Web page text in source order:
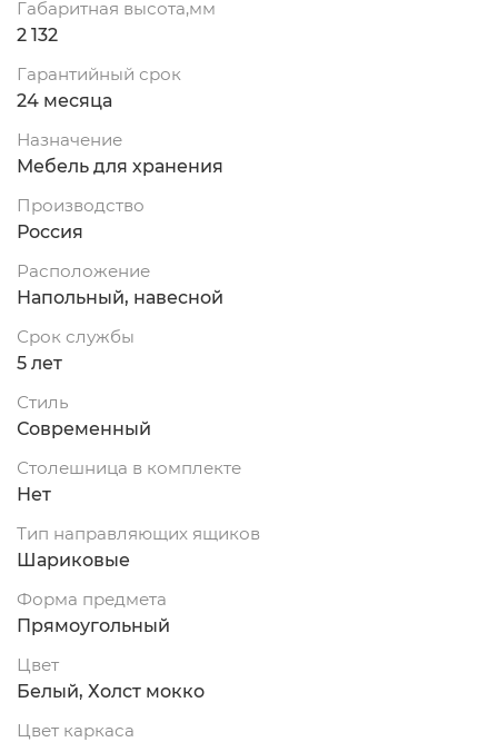
Габаритная высота,мм
2 132
Гарантийный срок
24 месяца
Назначение
Мебель для хранения
Производство
Россия
Расположение
Напольный, навесной
Срок службы
5 лет
Стиль
Современный
Столешница в комплекте
Нет
Тип направляющих ящиков
Шариковые
Форма предмета
Прямоугольный
Цвет
Белый, Холст мокко
Цвет каркаса